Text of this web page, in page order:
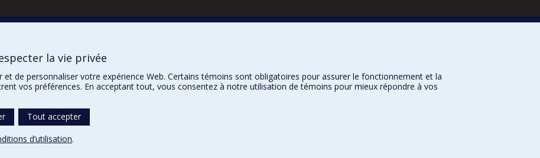
la vie privée
et de personnaliser votre expérience Web. Certains témoins sont obligatoires pour assurer le fonctionnement et la
vos préférences. En acceptant tout, vous consentez à notre utilisation de témoins pour mieux répondre à vos
Tout accepter
d’utilisation.